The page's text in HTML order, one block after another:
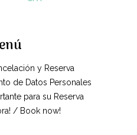
y Reserva
de Datos Personales
para su Reserva
/ Book now!